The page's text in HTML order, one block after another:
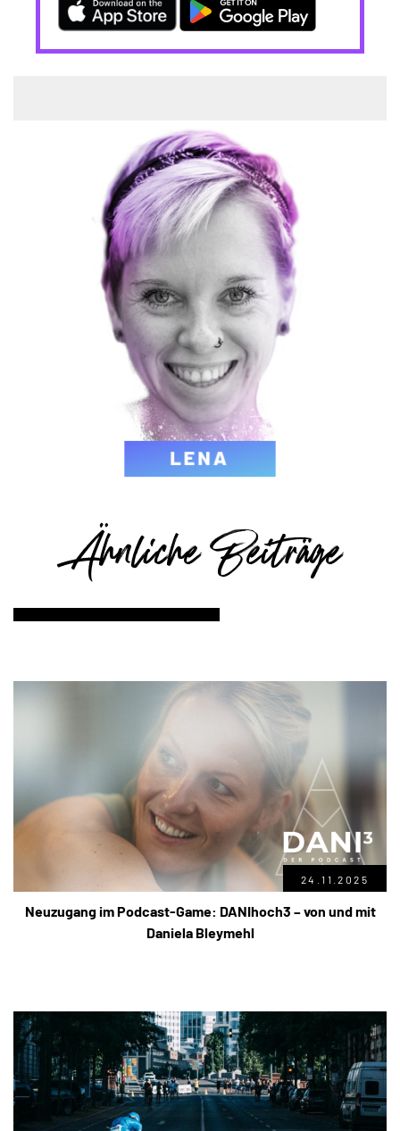
Ähnliche Beiträge
24.11.2025
Neuzugang im Podcast-Game: DANIhoch3 – von und mit
Daniela Bleymehl